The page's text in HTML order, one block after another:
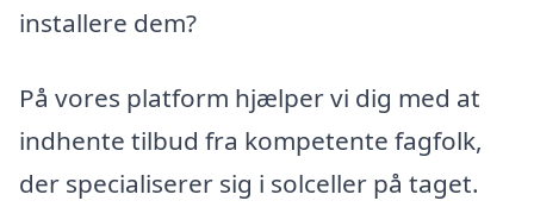
installere dem?
På vores platform hjælper vi dig med at
indhente tilbud fra kompetente fagfolk,
der specialiserer sig i solceller på taget.